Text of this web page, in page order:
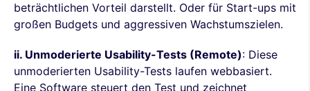
beträchtlichen Vorteil darstellt. Oder für Start-ups mit
großen Budgets und aggressiven Wachstumszielen.
ii. Unmoderierte Usability-Tests (Remote): Diese
unmoderierten Usability-Tests laufen webbasiert.
Eine Software steuert den Test und zeichnet